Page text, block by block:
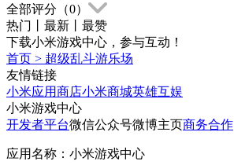
全部评分（0）
热门
最新
最赞
下载小米游戏中心，参与互动！
首页 > 超级乱斗游乐场
友情链接
小米应用商店小米商城英雄互娱
小米游戏中心
开发者平台微信公众号微博主页商务合作
应用名称：小米游戏中心